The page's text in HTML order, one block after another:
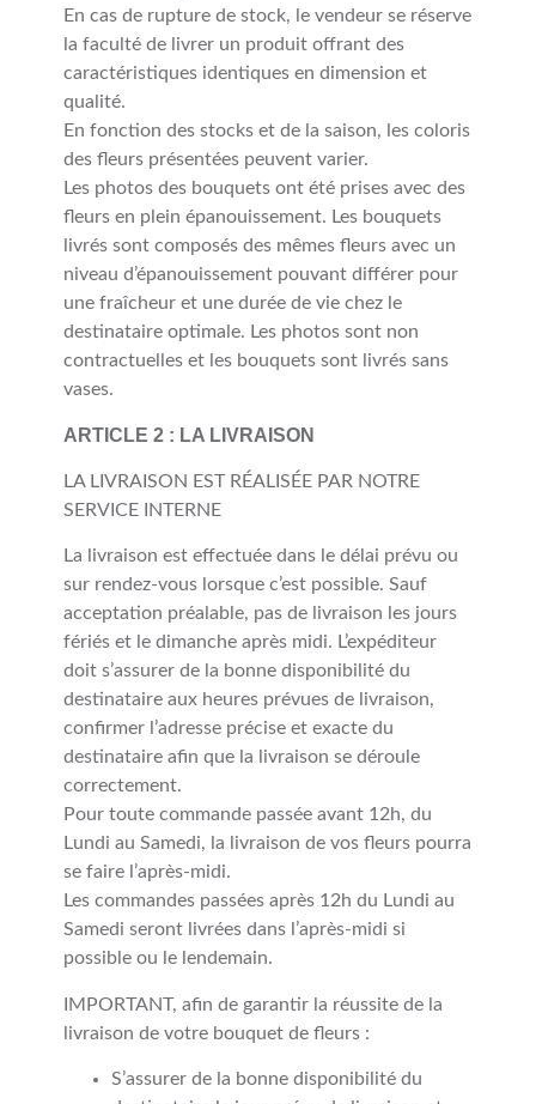
En cas de rupture de stock, le vendeur se réserve
la faculté de livrer un produit offrant des
caractéristiques identiques en dimension et
qualité.
En fonction des stocks et de la saison, les coloris
des fleurs présentées peuvent varier.
Les photos des bouquets ont été prises avec des
fleurs en plein épanouissement. Les bouquets
livrés sont composés des mêmes fleurs avec un
niveau d’épanouissement pouvant différer pour
une fraîcheur et une durée de vie chez le
destinataire optimale. Les photos sont non
contractuelles et les bouquets sont livrés sans
vases.
ARTICLE 2 : LA LIVRAISON
LA LIVRAISON EST RÉALISÉE PAR NOTRE
SERVICE INTERNE
La livraison est effectuée dans le délai prévu ou
sur rendez-vous lorsque c’est possible. Sauf
acceptation préalable, pas de livraison les jours
fériés et le dimanche après midi. L’expéditeur
doit s’assurer de la bonne disponibilité du
destinataire aux heures prévues de livraison,
confirmer l’adresse précise et exacte du
destinataire afin que la livraison se déroule
correctement.
Pour toute commande passée avant 12h, du
Lundi au Samedi, la livraison de vos fleurs pourra
se faire l’après-midi.
Les commandes passées après 12h du Lundi au
Samedi seront livrées dans l’après-midi si
possible ou le lendemain.
IMPORTANT, afin de garantir la réussite de la
livraison de votre bouquet de fleurs :
S’assurer de la bonne disponibilité du